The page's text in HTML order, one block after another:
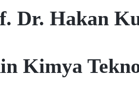
Dr. Hakan
Kimya